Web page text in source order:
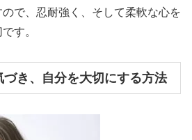
で、忍耐強く、そして柔軟な心を
す。
づき、自分を大切にする方法